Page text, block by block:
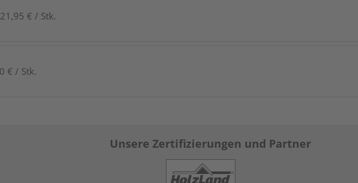
€ / Stk.
€ / Stk.
Unsere Zertifizierungen und Partner